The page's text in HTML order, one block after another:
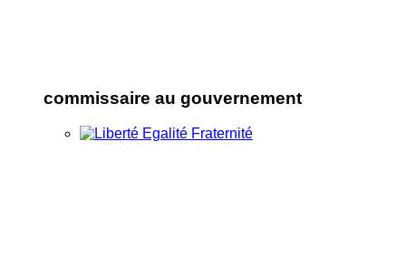
commissaire au gouvernement